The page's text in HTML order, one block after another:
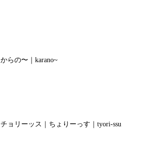
からの〜｜karano~
チョリーッス｜ちょりーっす｜tyori-ssu